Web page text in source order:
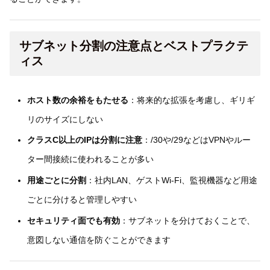
サブネット分割の注意点とベストプラクテ
ィス
ホスト数の余裕をもたせる ：将来的な拡張を考慮し、ギリギ
リのサイズにしない
クラスC以上のIPは分割に注意：/30や/29などはVPNやルー
ター間接続に使われることが多い
用途ごとに分割 ：社内LAN、ゲストWi-Fi、監視機器など用途
ごとに分けると管理しやすい
セキュリティ面でも有効：サブネットを分けておくことで、
意図しない通信を防ぐことができます